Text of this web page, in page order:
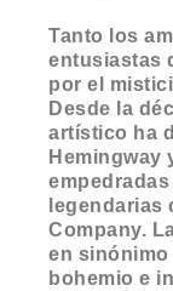
Tanto los
entusiastas
por el
Desde la
artístico ha
Hemingway
legendarias
Company.
en
bohemio e